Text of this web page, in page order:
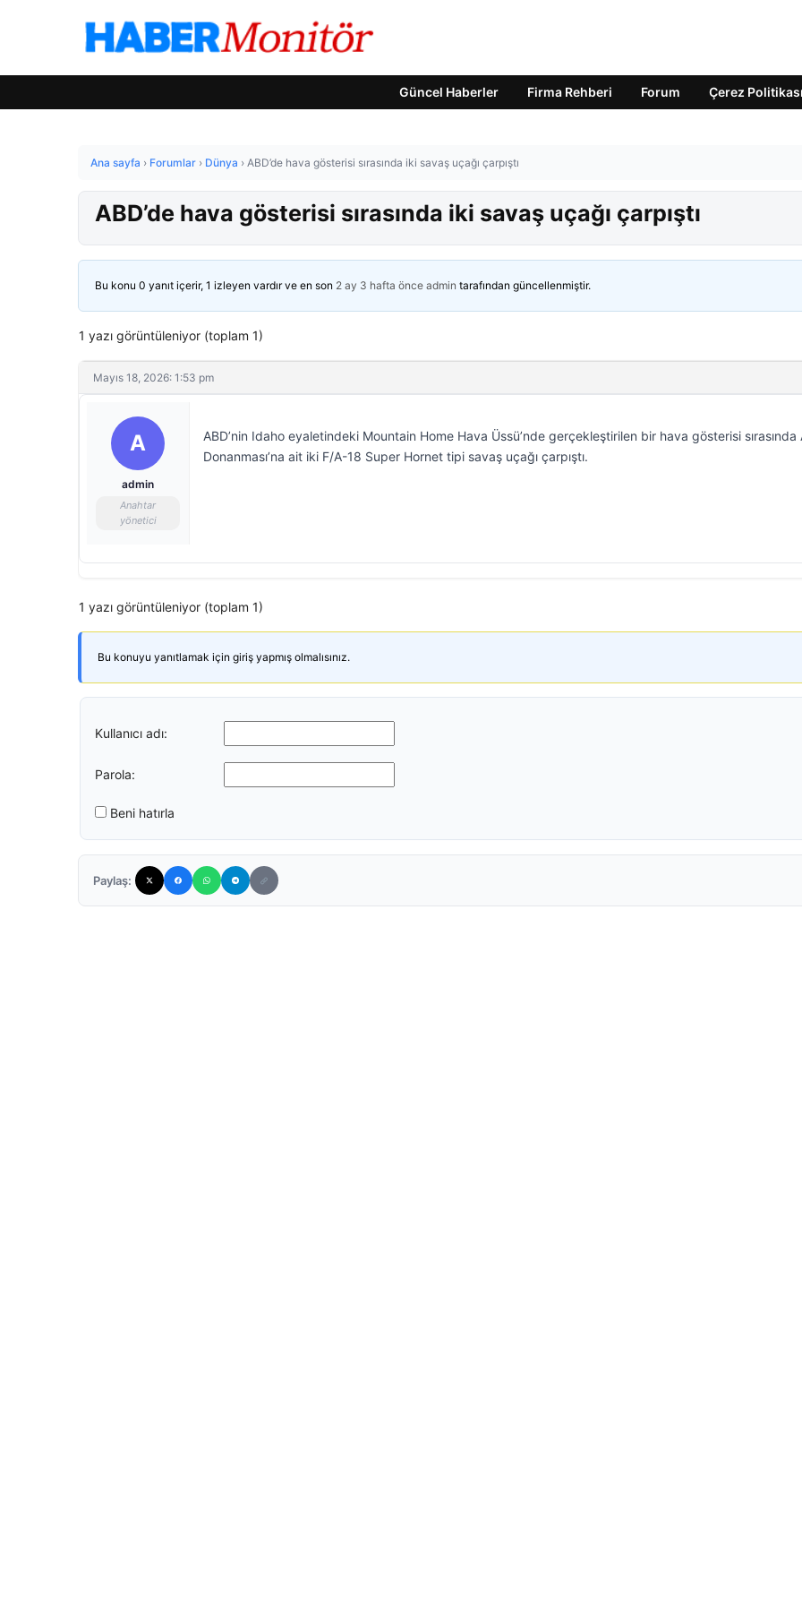
Güncel Haberler Firma Rehberi Forum Çerez Politikası
Ana sayfa › Forumlar › Dünya › ABD’de hava gösterisi sırasında iki savaş uçağı çarpıştı
ABD’de hava gösterisi sırasında iki savaş uçağı çarpıştı
Bu konu 0 yanıt içerir, 1 izleyen vardır ve en son 2 ay 3 hafta önce admin tarafından güncellenmiştir.
1 yazı görüntüleniyor (toplam 1)
Mayıs 18, 2026: 1:53 pm
A
admin
Anahtar
yönetici
ABD’nin Idaho eyaletindeki Mountain Home Hava Üssü’nde gerçekleştirilen bir hava gösterisi sırasında
Donanması’na ait iki F/A-18 Super Hornet tipi savaş uçağı çarpıştı.
1 yazı görüntüleniyor (toplam 1)
Bu konuyu yanıtlamak için giriş yapmış olmalısınız.
Kullanıcı adı:
Parola:
Beni hatırla
Paylaş: